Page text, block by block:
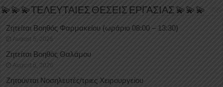
💫💫💫ΤΕΛΕΥΤΑΙΕΣ ΘΕΣΕΙΣ ΕΡΓΑΣΙΑΣ 💫💫💫
Ζητείται Βοηθός Φαρμακείου (ωράριο 08:00 – 13:30)
August 5, 2026
Ζητείται Βοηθός Θαλάμου
August 5, 2026
Ζητούνται Νοσηλευτές/τριες Χειρουργείου